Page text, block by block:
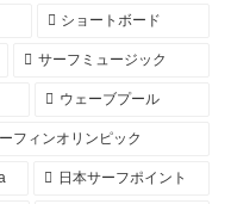
ショートボード
サーフミュージック
ウェーブプール
フィンオリンピック
日本サーフポイント